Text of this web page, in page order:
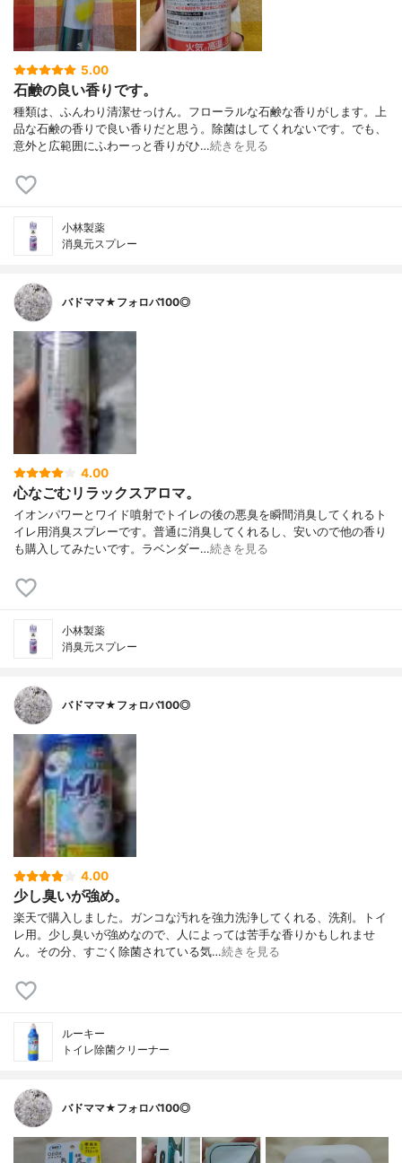
5.00
石鹸の良い香りです。
種類は、ふんわり清潔せっけん。フローラルな石鹸な香りがします。上
品な石鹸の香りで良い香りだと思う。除菌はしてくれないです。でも、
意外と広範囲にふわーっと香りがひ…続きを見る
小林製薬
消臭元スプレー
バドママ★フォロバ100◎
4.00
心なごむリラックスアロマ。
イオンパワーとワイド噴射でトイレの後の悪臭を瞬間消臭してくれるト
イレ用消臭スプレーです。普通に消臭してくれるし、安いので他の香り
も購入してみたいです。ラベンダー…続きを見る
小林製薬
消臭元スプレー
バドママ★フォロバ100◎
4.00
少し臭いが強め。
楽天で購入しました。ガンコな汚れを強力洗浄してくれる、洗剤。トイ
レ用。少し臭いが強めなので、人によっては苦手な香りかもしれませ
ん。その分、すごく除菌されている気…続きを見る
ルーキー
トイレ除菌クリーナー
バドママ★フォロバ100◎